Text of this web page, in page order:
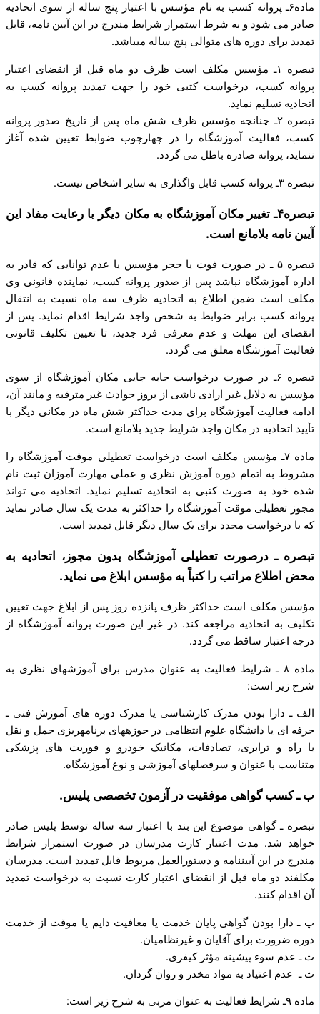
ماده۶ـ پروانه کسب به نام مؤسس با اعتبار پنج ساله از سوی اتحادیه
صادر می شود و به شرط استمرار شرایط مندرج در این آیین نامه، قابل
تمدید برای دوره های متوالی پنج ساله می­باشد.
تبصره ۱ـ مؤسس مکلف است ظرف دو ماه قبل از انقضای اعتبار
پروانه کسب، درخواست کتبی خود را جهت تمدید پروانه کسب به
اتحادیه تسلیم نماید.
تبصره ۲ـ چنانچه مؤسس ظرف شش ماه پس از تاریخ صدور پروانه
کسب، فعالیت آموزشگاه را در چهارچوب ضوابط تعیین شده آغاز
ننماید، پروانه صادره باطل می گردد.
تبصره ۳ـ پروانه کسب قابل واگذاری به سایر اشخاص نیست.
تبصره۴ـ تغییر مکان آموزشگاه به مکان دیگر با رعایت مفاد این
آیین ­نامه بلامانع است.
تبصره ۵ ـ در صورت فوت یا حجر مؤسس یا عدم توانایی که قادر به
اداره آموزشگاه نباشد پس از صدور پروانه کسب، نماینده قانونی وی
مکلف است ضمن اطلاع به اتحادیه ظرف سه ماه نسبت به انتقال
پروانه کسب برابر ضوابط به شخص واجد شرایط اقدام نماید. پس از
انقضای این مهلت و عدم معرفی فرد جدید، تا تعیین تکلیف قانونی
فعالیت آموزشگاه معلق می گردد.
تبصره ۶ـ در صورت درخواست جابه جایی مکان آموزشگاه از سوی
مؤسس به دلایل غیر ارادی ناشی از بروز حوادث غیر مترقبه و مانند آن،
ادامه فعالیت آموزشگاه برای مدت حداکثر شش ماه در مکانی دیگر با
تأیید اتحادیه در مکان واجد شرایط جدید بلامانع است.
ماده ۷ـ مؤسس مکلف است درخواست تعطیلی موقت آموزشگاه را
مشروط به اتمام دوره آموزش نظری و عملی مهارت آموزان ثبت نام
شده خود به صورت کتبی به اتحادیه تسلیم نماید. اتحادیه می تواند
مجوز تعطیلی موقت آموزشگاه را حداکثر به مدت یک سال صادر نماید
که با درخواست مجدد برای یک سال دیگر قابل تمدید است.
تبصره ـ درصورت تعطیلی آموزشگاه بدون مجوز، اتحادیه به
محض اطلاع مراتب را کتباً به مؤسس ابلاغ می نماید.
مؤسس مکلف است حداکثر ظرف پانزده روز پس از ابلاغ جهت تعیین
تکلیف به اتحادیه مراجعه کند. در غیر این صورت پروانه آموزشگاه از
درجه اعتبار ساقط می گردد.
ماده ۸ ـ شرایط فعالیت به عنوان مدرس برای آموزش­های نظری به
شرح زیر است:
الف ـ دارا بودن مدرک کارشناسی یا مدرک دوره های آموزش فنی ـ
حرفه ای یا دانشگاه علوم انتظامی در حوزه­های برنامه­ریزی حمل و نقل
یا راه و ترابری، تصادفات، مکانیک خودرو و فوریت های پزشکی
متناسب با عنوان و سرفصل­های آموزشی و نوع آموزشگاه.
ب ـ کسب گواهی موفقیت در آزمون تخصصی پلیس.
تبصره ـ گواهی موضوع این بند با اعتبار سه ساله توسط پلیس صادر
خواهد شد. مدت اعتبار کارت مدرسان در صورت استمرار شرایط
مندرج در این آیین­نامه و دستورالعمل مربوط قابل تمدید است. مدرسان
مکلفند دو ماه قبل از انقضای اعتبار کارت نسبت به درخواست تمدید
آن اقدام کنند.
پ ـ دارا بودن گواهی پایان خدمت یا معافیت دایم یا موقت از خدمت
دوره ضرورت برای آقایان و غیرنظامیان.
ت ـ عدم سوء پیشینه مؤثر کیفری.
ث ـ عدم اعتیاد به مواد مخدر و روان گردان.
ماده ۹ـ شرایط فعالیت به عنوان مربی به شرح زیر است:­